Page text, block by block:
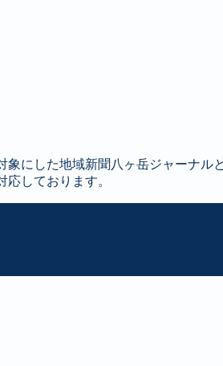
にした地域新聞八ヶ岳ジャーナ
しております。